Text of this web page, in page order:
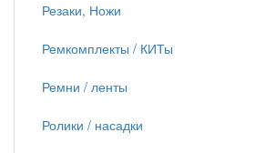
Резаки, Ножи
Ремкомплекты / КИТы
Ремни / ленты
Ролики / насадки